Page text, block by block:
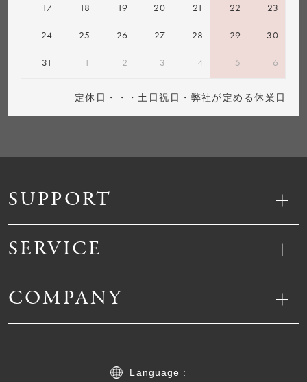
SUPPORT
SERVICE
COMPANY
Language :
17 18 19 20 21 22 23
24 25 26 27 28 29 30
31 1 2 3 4 5 6
定休日・・・土日祝日・弊社が定める休業日